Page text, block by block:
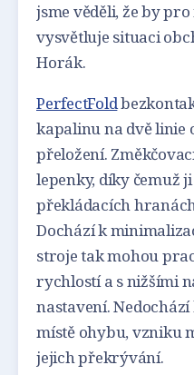
jsme věděli, že by
vysvětluje situaci
Horák.
PerfectFold
kapalinu na dvě linie
přeložení.
lepenky, díky čemuž
překládacích
Dochází k
stroje tak mohou
rychlostí a s nižšími
nastavení.
místě ohybu, vzniku
jejich překrývání.